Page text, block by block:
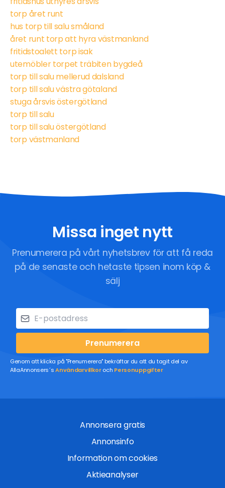
torp året runt
hus torp till salu småland
året runt torp att hyra västmanland
fritidstoalett torp isak
utemöbler torpet träbiten bygdeå
torp till salu mellerud dalsland
torp till salu västra götaland
stuga årsvis östergötland
torp till salu
torp till salu östergötland
torp västmanland
Missa inget nytt
Prenumerera på vårt nyhetsbrev för att få reda
på de senaste och hetaste tipsen inom köp &
sälj
Prenumerera
Genom att klicka på "Prenumerera" bekräftar du att du tagit del av
AllaAnnonsers´sAnvändarvillkoroch Personuppgifter
Annonsera gratis
Annonsinfo
Information om cookies
Aktieanalyser